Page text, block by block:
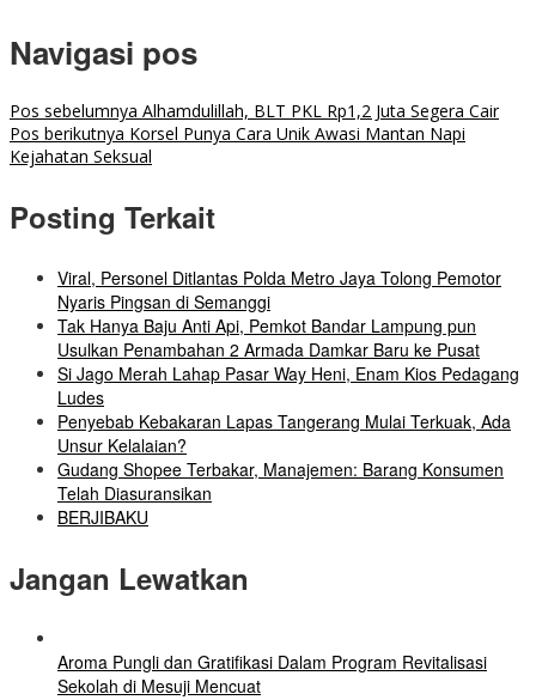
Navigasi pos
Pos sebelumnya Alhamdulillah, BLT PKL Rp1,2 Juta Segera Cair
Pos berikutnya Korsel Punya Cara Unik Awasi Mantan Napi
Kejahatan Seksual
Posting Terkait
Viral, Personel Ditlantas Polda Metro Jaya Tolong Pemotor
Nyaris Pingsan di Semanggi
Tak Hanya Baju Anti Api, Pemkot Bandar Lampung pun
Usulkan Penambahan 2 Armada Damkar Baru ke Pusat
Si Jago Merah Lahap Pasar Way Heni, Enam Kios Pedagang
Ludes
Penyebab Kebakaran Lapas Tangerang Mulai Terkuak, Ada
Unsur Kelalaian?
Gudang Shopee Terbakar, Manajemen: Barang Konsumen
Telah Diasuransikan
BERJIBAKU
Jangan Lewatkan
Aroma Pungli dan Gratifikasi Dalam Program Revitalisasi
Sekolah di Mesuji Mencuat